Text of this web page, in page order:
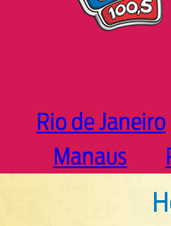
Rio de Janeiro
Manaus